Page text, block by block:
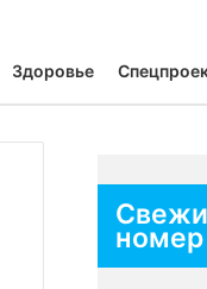
Здоровье
номер